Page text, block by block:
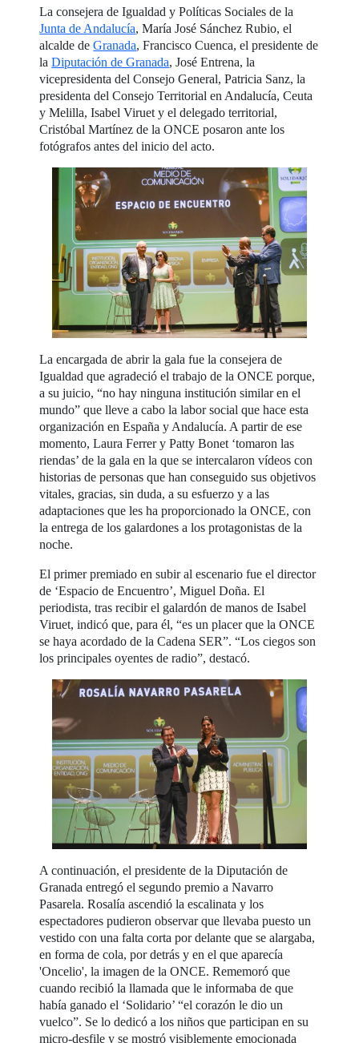
La consejera de Igualdad y Políticas Sociales de la
Junta de Andalucía, María José Sánchez Rubio, el
alcalde deGranada, Francisco Cuenca, el presidente de
laDiputación de Granada, José Entrena, la
vicepresidenta del Consejo General, Patricia Sanz, la
presidenta del Consejo Territorial en Andalucía, Ceuta
y Melilla, Isabel Viruet y el delegado territorial,
Cristóbal Martínez de la ONCE posaron ante los
fotógrafos antes del inicio del acto.
La encargada de abrir la gala fue la consejera de
Igualdad que agradeció el trabajo de la ONCE porque,
a su juicio, “no hay ninguna institución similar en el
mundo” que lleve a cabo la labor social que hace esta
organización en España y Andalucía. A partir de ese
momento, Laura Ferrer y Patty Bonet ‘tomaron las
riendas’ de la gala en la que se intercalaron vídeos con
historias de personas que han conseguido sus objetivos
vitales, gracias, sin duda, a su esfuerzo y a las
adaptaciones que les ha proporcionado la ONCE, con
la entrega de los galardones a los protagonistas de la
noche.
El primer premiado en subir al escenario fue el director
de ‘Espacio de Encuentro’, Miguel Doña. El
periodista, tras recibir el galardón de manos de Isabel
Viruet, indicó que, para él, “es un placer que la ONCE
se haya acordado de la Cadena SER”. “Los ciegos son
los principales oyentes de radio”, destacó.
A continuación, el presidente de la Diputación de
Granada entregó el segundo premio a Navarro
Pasarela. Rosalía ascendió la escalinata y los
espectadores pudieron observar que llevaba puesto un
vestido con una falta corta por delante que se alargaba,
en forma de cola, por detrás y en el que aparecía
'Oncelio', la imagen de la ONCE. Rememoró que
cuando recibió la llamada que le informaba de que
había ganado el ‘Solidario’ “el corazón le dio un
vuelco”. Se lo dedicó a los niños que participan en su
micro-desfile y se mostró visiblemente emocionada